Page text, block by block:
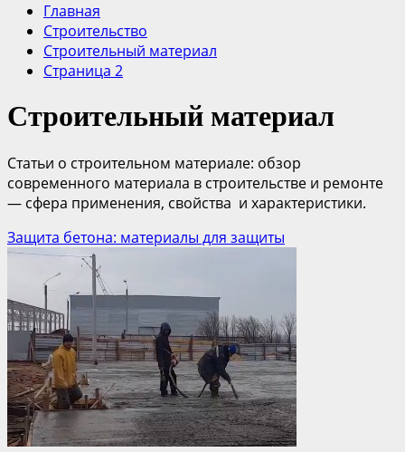
Главная
Строительство
Строительный материал
Страница 2
Строительный материал
Статьи о строительном материале: обзор
современного материала в строительстве и ремонте
— сфера применения, свойства и характеристики.
Защита бетона: материалы для защиты